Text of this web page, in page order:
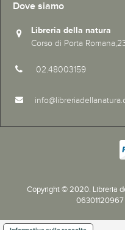
Dove siamo
Libreria della natura
Corso di Porta
02.48003159
Copyright © 2020. Libreria